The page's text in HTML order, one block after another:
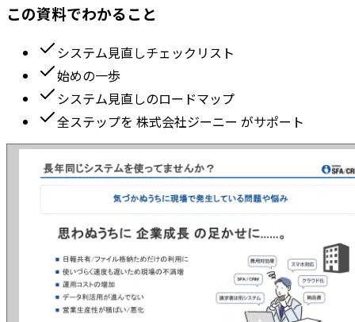
この資料でわかること
システム見直しチェックリスト
始めの一歩
システム見直しのロードマップ
全ステップを 株式会社ジーニー がサポート